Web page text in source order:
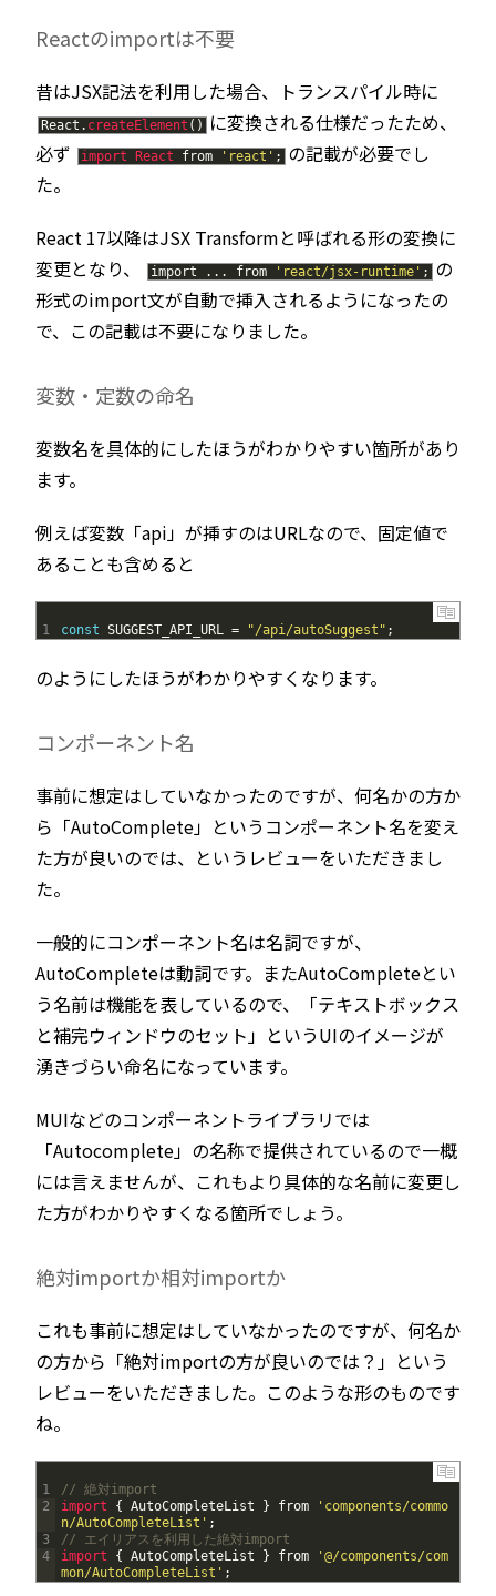
Reactのimportは不要
昔はJSX記法を利用した場合、トランスパイル時に
React . createElement ( )
に変換される仕様だったため、
必ず
import React from 'react' ; の記載が必要でし
た。
React 17以降はJSX Transformと呼ばれる形の変換に
変更となり、
import . . . from 'react/jsx-runtime' ; の
形式のimport文が自動で挿入されるようになったの
で、この記載は不要になりました。
変数・定数の命名
変数名を具体的にしたほうがわかりやすい箇所があり
ます。
例えば変数「api」が挿すのはURLなので、固定値で
あることも含めると
1 const SUGGEST_API_URL = "/api/autoSuggest" ;
のようにしたほうがわかりやすくなります。
コンポーネント名
事前に想定はしていなかったのですが、何名かの方か
ら「AutoComplete」というコンポーネント名を変え
た方が良いのでは、というレビューをいただきまし
た。
一般的にコンポーネント名は名詞ですが、
AutoCompleteは動詞です。またAutoCompleteとい
う名前は機能を表しているので、「テキストボックス
と補完ウィンドウのセット」というUIのイメージが
湧きづらい命名になっています。
MUIなどのコンポーネントライブラリでは
「Autocomplete」の名称で提供されているので一概
には言えませんが、これもより具体的な名前に変更し
た方がわかりやすくなる箇所でしょう。
絶対importか相対importか
これも事前に想定はしていなかったのですが、何名か
の方から「絶対importの方が良いのでは？」という
レビューをいただきました。このような形のものです
ね。
1
2
3
4
// 絶対import
import
{ AutoCompleteList } from
'components/commo
n/AutoCompleteList' ;
// エイリアスを利用した絶対import
import
{ AutoCompleteList } from
'@/components/com
mon/AutoCompleteList' ;